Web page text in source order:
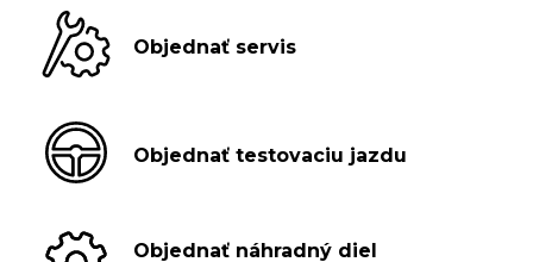
Objednať servis
Objednať testovaciu jazdu
Objednať náhradný diel